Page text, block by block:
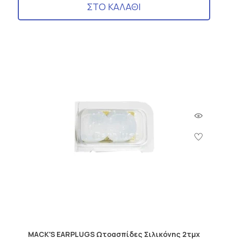
ΣΤΟ ΚΑΛΑΘΙ
MACK'S EARPLUGS Ωτοασπίδες Σιλικόνης 2τμχ